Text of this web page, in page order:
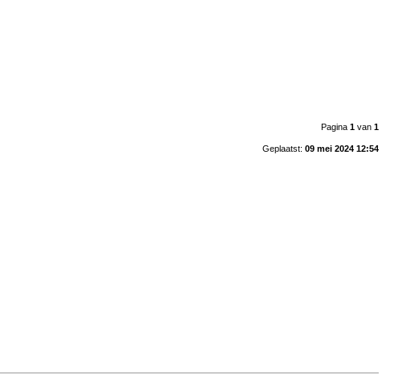
Pagina 1van 1
Geplaatst: 09 mei 2024 12:54